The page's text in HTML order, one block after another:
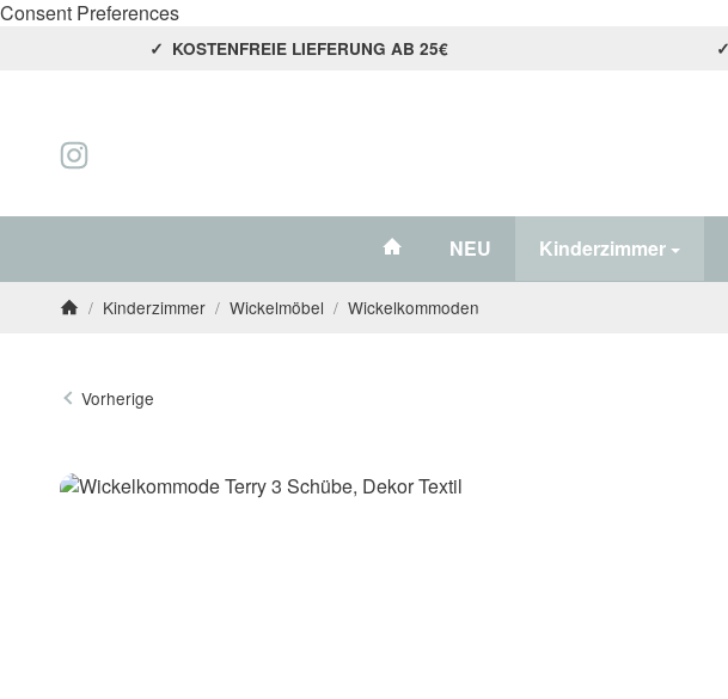
Consent Preferences
KOSTENFREIE LIEFERUNG AB 25€
#custom.linkHome#
NEU Kinderzimmer
/ Kinderzimmer / Wickelmöbel / Wickelkommoden
Vorherige